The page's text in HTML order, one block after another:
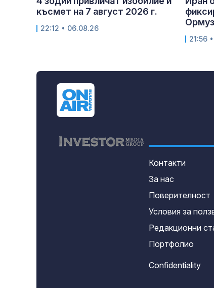
късмет на 7 август 2026 г.
22:12 • 06.08.26
21:56
Контакти
За нас
Поверителност
Условия за
Редакционни
Портфолио
Confidentiality